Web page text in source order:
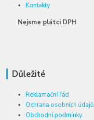
Kontakty
Nejsme plátci DPH
Důležité
Reklamační řád
Ochrana osobních údajů
Obchodní podmínky